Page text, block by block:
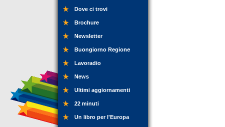
Dove ci trovi
Brochure
Newsletter
Buongiorno Regione
Lavoradio
News
Ultimi aggiornamenti
22 minuti
Un libro per l'Europa